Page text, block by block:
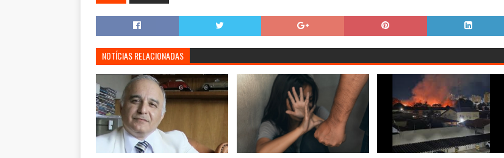
NOTÍCIAS RELACIONADAS